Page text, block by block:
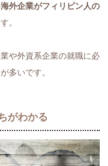
海外企業がフィリピン人の
。
や外資系企業の就職に必
多いです。
がわかる